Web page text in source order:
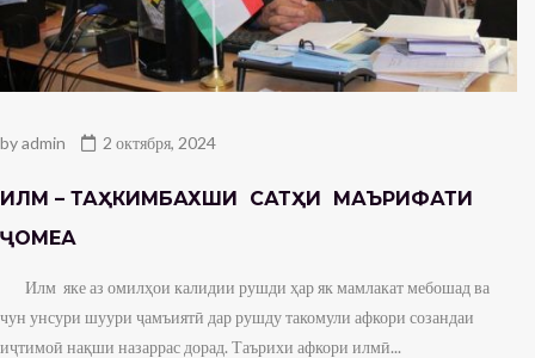
byadmin 2 октября, 2024
ИЛМ – ТАҲКИМБАХШИ САТҲИ МАЪРИФАТИ
ҶОМЕА
Илм яке аз омилҳои калидии рушди ҳар як мамлакат мебошад ва
чун унсури шуури ҷамъиятӣ дар рушду такомули афкори созандаи
иҷтимоӣ нақши назаррас дорад. Таърихи афкори илмӣ...